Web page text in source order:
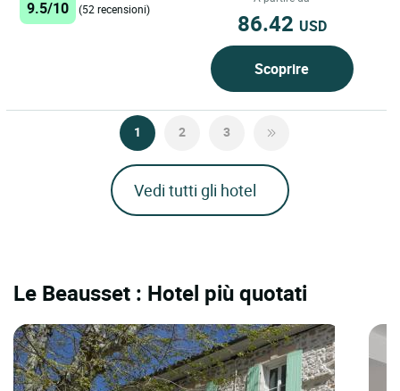
9.5/10 (52 recensioni) 86.42 USD
Scoprire
1 2 3
Vedi tutti gli hotel
Le Beausset : Hotel più quotati